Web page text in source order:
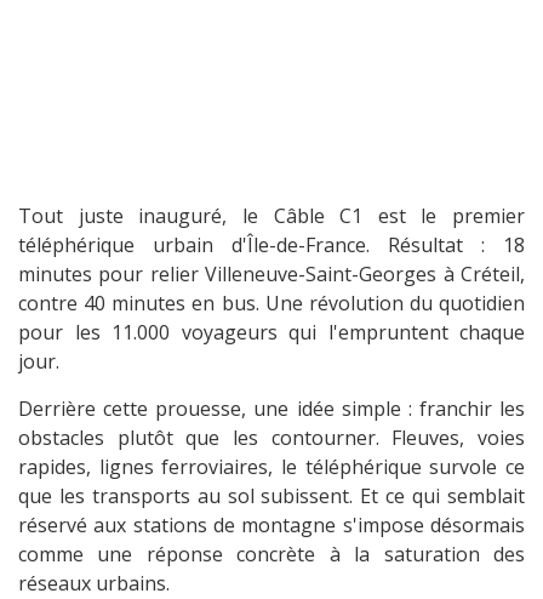
Tout juste inauguré, le Câble C1 est le premier
téléphérique urbain d'Île-de-France. Résultat : 18
minutes pour relier Villeneuve-Saint-Georges à Créteil,
contre 40 minutes en bus. Une révolution du quotidien
pour les 11.000 voyageurs qui l'empruntent chaque
jour.
Derrière cette prouesse, une idée simple : franchir les
obstacles plutôt que les contourner. Fleuves, voies
rapides, lignes ferroviaires, le téléphérique survole ce
que les transports au sol subissent. Et ce qui semblait
réservé aux stations de montagne s'impose désormais
comme une réponse concrète à la saturation des
réseaux urbains.